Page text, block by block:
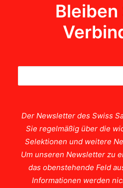
Bleiben
Der Newsletter des Swiss
Sie regelmäßig über die
Selektionen und weitere
Um unseren Newsletter zu
das obenstehende Feld
Informationen werden